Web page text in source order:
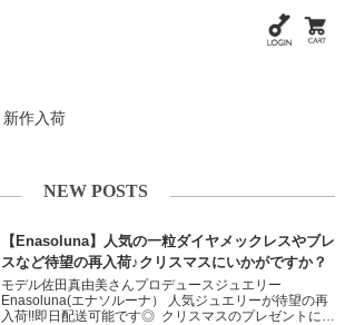
新作入荷
NEW POSTS
【Enasoluna】人気の一粒ダイヤメックレスやブレ
スなど待望の再入荷♪クリスマスにいかがですか？
モデル佐田真由美さんプロデュースジュエリー
Enasoluna(エナソルーナ） 人気ジュエリーが待望の再
入荷!!即日配送可能です◎ クリスマスのプレゼントにも